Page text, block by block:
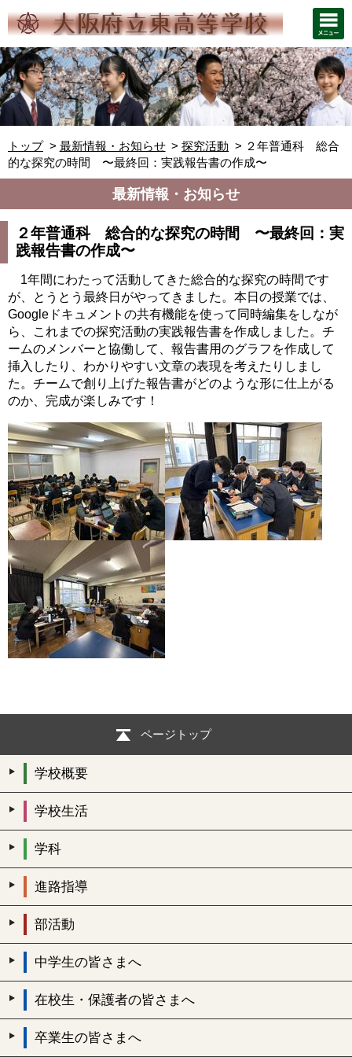
トップ 最新情報・お知らせ 探究活動
２年普通科 総合
的な探究の時間 〜最終回：実践報告書の作成〜
最新情報・お知らせ
２年普通科 総合的な探究の時間 〜最終回：実
践報告書の作成〜
1年間にわたって活動してきた総合的な探究の時間です
が、とうとう最終日がやってきました。本日の授業では、
Googleドキュメントの共有機能を使って同時編集をしなが
ら、これまでの探究活動の実践報告書を作成しました。チ
ームのメンバーと協働して、報告書用のグラフを作成して
挿入したり、わかりやすい文章の表現を考えたりしまし
た。チームで創り上げた報告書がどのような形に仕上がる
のか、完成が楽しみです！
ページトップ
学校概要
学校生活
学科
進路指導
部活動
中学生の皆さまへ
在校生・保護者の皆さまへ
卒業生の皆さまへ